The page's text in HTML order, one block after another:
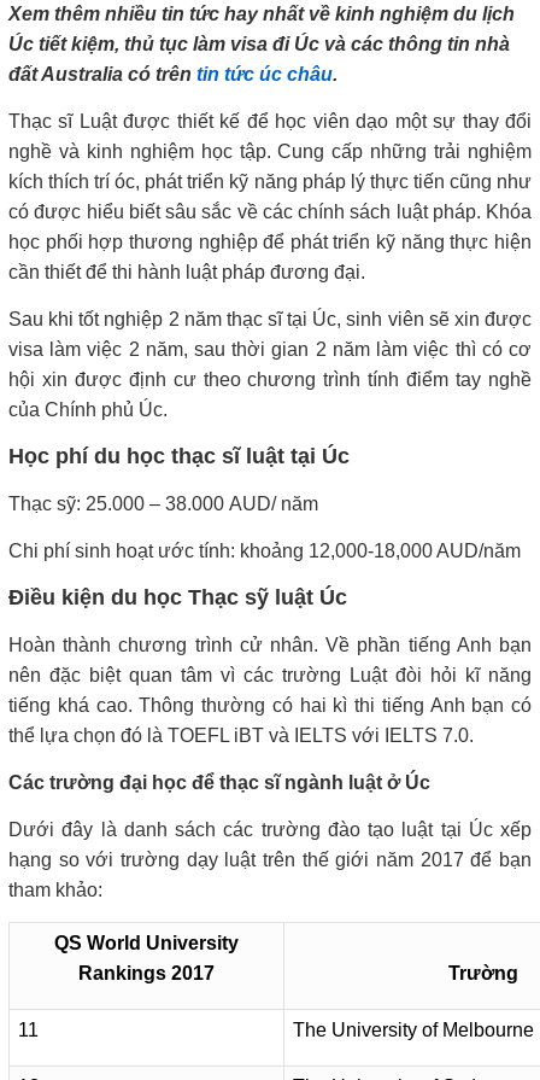
Xem thêm nhiều tin tức hay nhất về kinh nghiệm du lịch
Úc tiết kiệm, thủ tục làm visa đi Úc và các thông tin nhà
đất Australia có trên tin tức úc châu.
Thạc sĩ Luật được thiết kế để học viên dạo một sự thay đổi
nghề và kinh nghiệm học tập. Cung cấp những trải nghiệm
kích thích trí óc, phát triển kỹ năng pháp lý thực tiến cũng như
có được hiểu biết sâu sắc về các chính sách luật pháp. Khóa
học phối hợp thương nghiệp để phát triển kỹ năng thực hiện
cần thiết để thi hành luật pháp đương đại.
Sau khi tốt nghiệp 2 năm thạc sĩ tại Úc, sinh viên sẽ xin được
visa làm việc 2 năm, sau thời gian 2 năm làm việc thì có cơ
hội xin được định cư theo chương trình tính điểm tay nghề
của Chính phủ Úc.
Học phí du học thạc sĩ luật tại Úc
Thạc sỹ: 25.000 – 38.000 AUD/ năm
Chi phí sinh hoạt ước tính: khoảng 12,000-18,000 AUD/năm
Điều kiện du học Thạc sỹ luật Úc
Hoàn thành chương trình cử nhân. Về phần tiếng Anh bạn
nên đặc biệt quan tâm vì các trường Luật đòi hỏi kĩ năng
tiếng khá cao. Thông thường có hai kì thi tiếng Anh bạn có
thể lựa chọn đó là TOEFL iBT và IELTS với IELTS 7.0.
Các trường đại học để thạc sĩ ngành luật ở Úc
Dưới đây là danh sách các trường đào tạo luật tại Úc xếp
hạng so với trường dạy luật trên thế giới năm 2017 để bạn
tham khảo:
QS World University
Rankings 2017
Trường
11 The University of Melbourne